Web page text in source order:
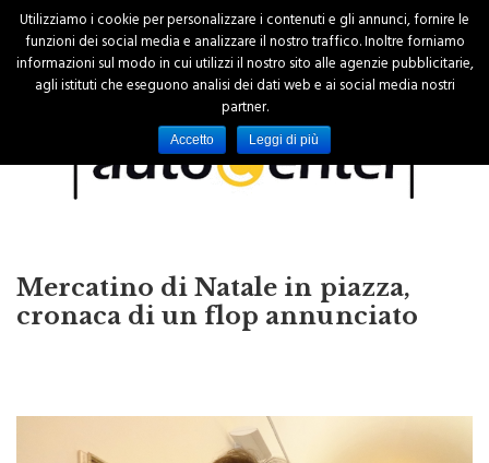
Mercatino di Natale in piazza,
cronaca di un flop annunciato
Utilizziamo i cookie per personalizzare i contenuti e gli annunci, fornire le
funzioni dei social media e analizzare il nostro traffico. Inoltre forniamo
informazioni sul modo in cui utilizzi il nostro sito alle agenzie pubblicitarie,
agli istituti che eseguono analisi dei dati web e ai social media nostri
partner.
Accetto Leggi di più